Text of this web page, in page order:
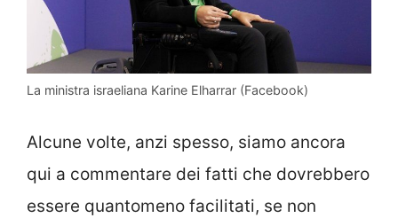
La ministra israeliana Karine Elharrar (Facebook)
Alcune volte, anzi spesso, siamo ancora
qui a commentare dei fatti che dovrebbero
essere quantomeno facilitati, se non